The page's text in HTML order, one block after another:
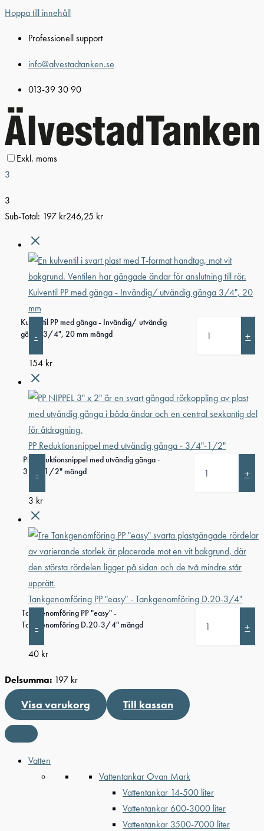
Hoppa till innehåll
Professionell support
info@alvestadtanken.se
013-39 30 90
Exkl. moms
3
3
Sub-Total: 197 kr246,25 kr
Kulventil PP med gänga - Invändig/ utvändig gänga 3/4", 20
mm
-
Kulventil PP med gänga - Invändig/ utvändig
gänga 3/4", 20 mm mängd
+
154 kr
PP Reduktionsnippel med utvändig gänga - 3/4"-1/2"
-
PP Reduktionsnippel med utvändig gänga -
3/4"-1/2" mängd
+
3 kr
Tankgenomföring PP "easy" - Tankgenomföring D.20-3/4"
-
Tankgenomföring PP "easy" -
Tankgenomföring D.20-3/4" mängd
+
40 kr
Delsumma: 197 kr
Visa varukorg Till kassan
Vatten
Vattentankar Ovan Mark
Vattentankar 14-500 liter
Vattentankar 600-3000 liter
Vattentankar 3500-7000 liter